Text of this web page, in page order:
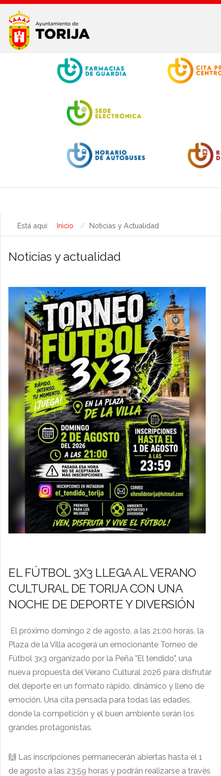
Youtube
Está aquí: Inicio Noticias y Actualidad
Noticias y actualidad
EL FÚTBOL 3X3 LLEGA AL VERANO
CULTURAL DE TORIJA CON UNA
NOCHE DE DEPORTE Y DIVERSIÓN
️ El próximo domingo 2 de agosto, a las 21:00 horas, la
Plaza de la Villa acogerá un emocionante Torneo de
Fútbol 3x3 organizado por la Peña "El tendido", una
nueva propuesta del Verano Cultural 2026 para disfrutar
del deporte en un formato rápido, dinámico y lleno de
emoción. Una cita pensada para todas las edades,
donde la competición y el buen ambiente serán los
grandes protagonistas.
🙌 Las inscripciones permanecerán abiertas hasta el 1
de agosto a las 23:59 horas y podrán realizarse a través